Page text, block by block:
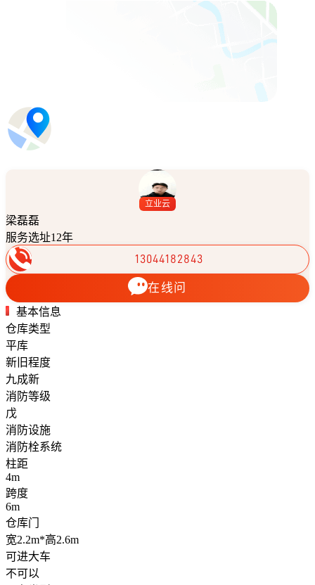
立业云
梁磊磊
服务选址12年
13044182843
在线问
基本信息
仓库类型
平库
新旧程度
九成新
消防等级
戊
消防设施
消防栓系统
柱距
4m
跨度
6m
仓库门
宽2.2m*高2.6m
可进大车
不可以